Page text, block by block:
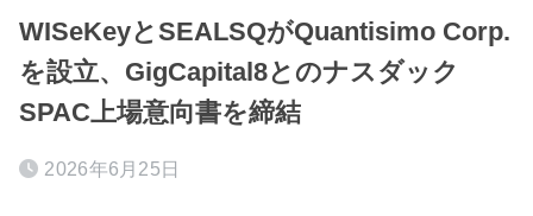
WISeKeyとSEALSQがQuantisimo Corp.
を設立、GigCapital8とのナスダック
SPAC上場意向書を締結
2026年6月25日